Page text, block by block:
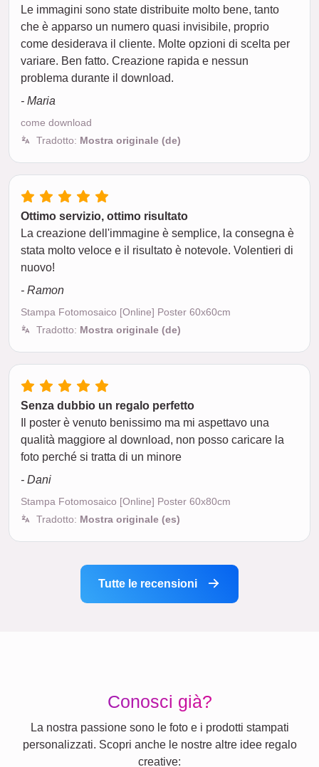
Le immagini sono state distribuite molto bene, tanto
che è apparso un numero quasi invisibile, proprio
come desiderava il cliente. Molte opzioni di scelta per
variare. Ben fatto. Creazione rapida e nessun
problema durante il download.
- Maria
come download
Tradotto: Mostra originale (de)
Ottimo servizio, ottimo risultato
La creazione dell'immagine è semplice, la consegna è
stata molto veloce e il risultato è notevole. Volentieri di
nuovo!
- Ramon
Stampa Fotomosaico [Online] Poster 60x60cm
Tradotto: Mostra originale (de)
Senza dubbio un regalo perfetto
Il poster è venuto benissimo ma mi aspettavo una
qualità maggiore al download, non posso caricare la
foto perché si tratta di un minore
- Dani
Stampa Fotomosaico [Online] Poster 60x80cm
Tradotto: Mostra originale (es)
Tutte le recensioni
Conosci già?
La nostra passione sono le foto e i prodotti stampati
personalizzati. Scopri anche le nostre altre idee regalo
creative: